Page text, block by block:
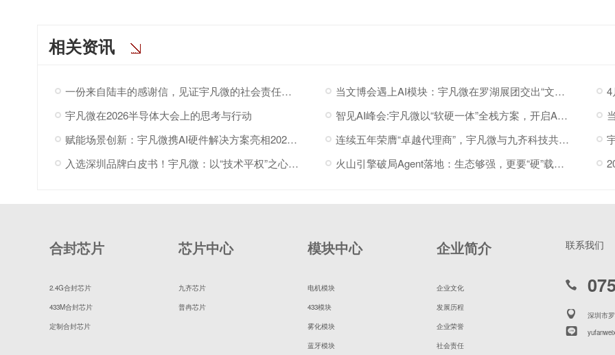
相关资讯
一份来自陆丰的感谢信，见证宇凡微的社会责任之路 当文博会遇上AI模块：宇凡微在罗湖展团交出“文化+科技”新答卷
4
宇凡微在2026半导体大会上的思考与行动
智见AI峰会:宇凡微以“软硬一体”全栈方案，开启AI硬件落地加速度
赋能场景创新：宇凡微携AI硬件解决方案亮相2026“深港同心·罗湖创景”场景创新大会!
连续五年荣膺“卓越代理商”，宇凡微与九齐科技共赴新程
入选深圳品牌白皮书！宇凡微：以“技术平权”之心，与深圳共赴AI
火山引擎破局Agent落地：生态够强，更要“硬”载体托底
合封芯片
2.4G合封芯片
433M合封芯片
定制合封芯片
芯片中心
九齐芯片
普冉芯片
模块中心
电机模块
433模块
雾化模块
蓝牙模块
企业简介
企业文化
发展历程
企业荣誉
社会责任
联系我们
深圳市